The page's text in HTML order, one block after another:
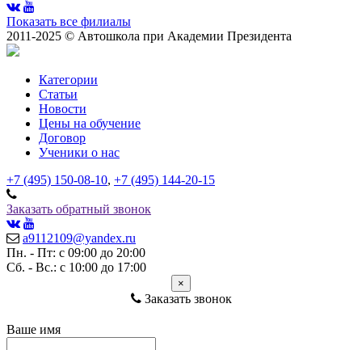
Показать все филиалы
2011-2025 © Автошкола при Академии Президента
Категории
Статьи
Новости
Цены на обучение
Договор
Ученики о нас
+7 (495) 150-08-10, +7 (495) 144-20-15
Заказать обратный звонок
a9112109@yandex.ru
Пн. - Пт: с 09:00 до 20:00
Сб. - Вс.: с 10:00 до 17:00
×
Заказать звонок
Ваше имя